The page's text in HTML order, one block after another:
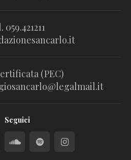
059.421211
(PEC)
Seguici